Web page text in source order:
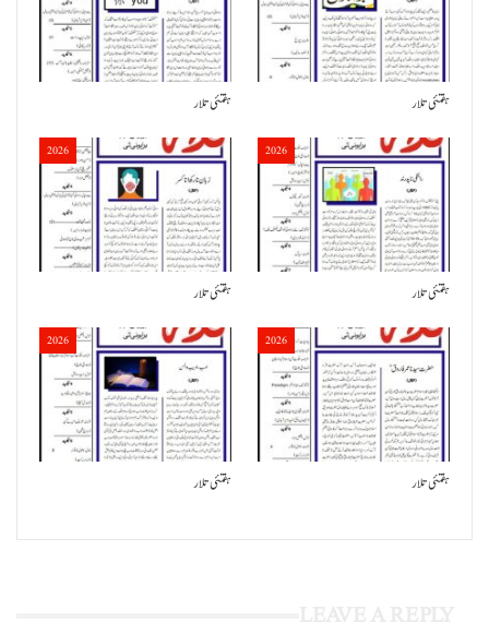
ہفتئی تلار ہفتئی تلار
2026
ہفتئی تلار
2026
ہفتئی تلار
2026
ہفتئی تلار
2026
ہفتئی تلار